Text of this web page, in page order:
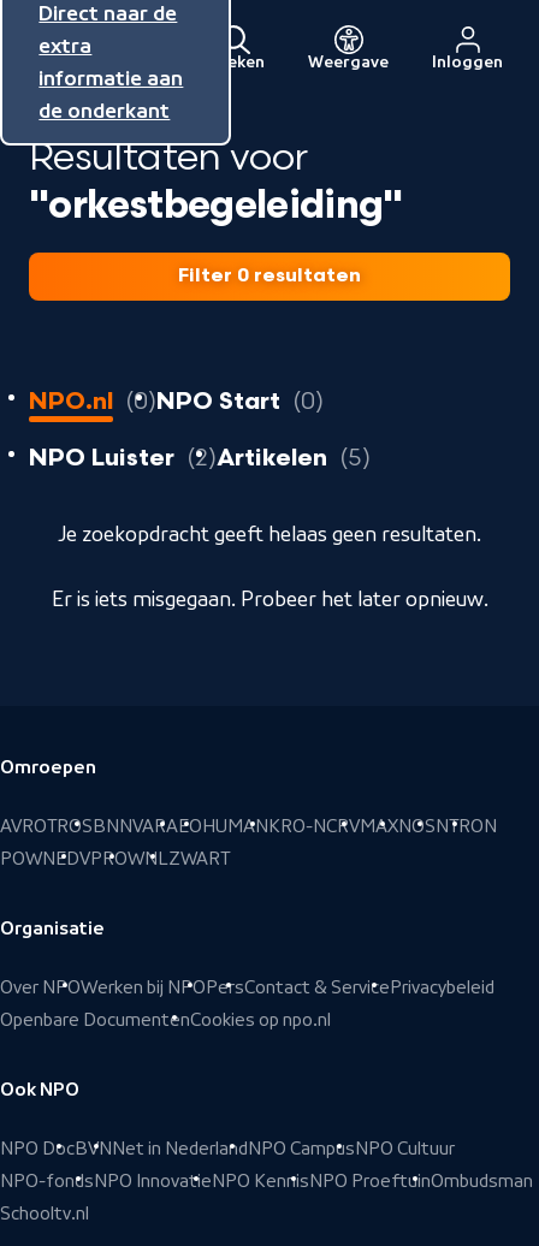
Direct naar de
inhoud
Direct naar de
hoofdnavigatie
Direct naar de
extra
informatie aan
de onderkant
Menu
Naar
de
beginpagina
van
NPO
Zoeken Weergave Inloggen
Resultaten voor
"orkestbegeleiding"
Filter 0 resultaten
0
resultaten
geladen
NPO.nl 0 resultaten
NPO Start 0
NPO Luister
2 resultaten
Artikelen 5
Je zoekopdracht geeft helaas geen resultaten.
Er is iets misgegaan. Probeer het later opnieuw.
Voettekst
Omroepen
AVROTROS BNNVARAEO HUMAN KRO-NCRVMAXNOS NTRON
POWNEDVPROWNLZWART
Organisatie
Over NPOWerken bij NPO PersContact & Service Privacybeleid
Openbare DocumentenCookies op npo.nl
Ook NPO
NPO DocBVN Net in Nederland NPO Campus NPO Cultuur
NPO-fonds NPO Innovatie NPO Kennis NPO ProeftuinOmbudsman
Schooltv.nl